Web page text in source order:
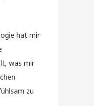
hat mir
was mir
zu